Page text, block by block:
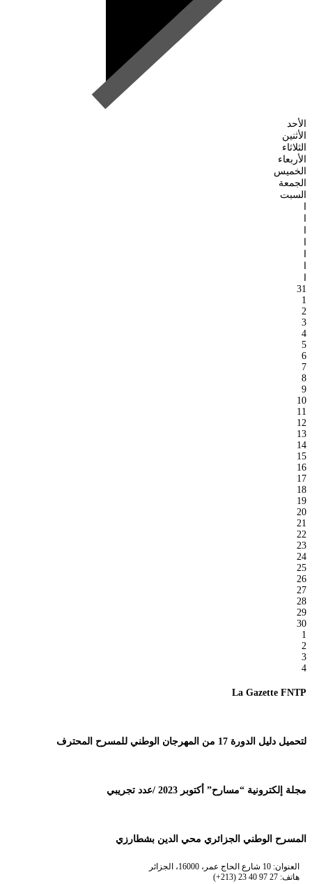
الأحد
الأثنين
الثلاثاء
الأربعاء
الخميس
الجمعة
السبت
31
1
2
3
4
5
6
7
8
9
10
11
12
13
14
15
16
17
18
19
20
21
22
23
24
25
26
27
28
29
30
1
2
3
4
La Gazette FNTP
لتحميل دليل الدورة 17 من المهرجان الوطني للمسرح المحترف
مجلة إلكترونية “مسارح” أكتوبر 2023 /عدد تجريبي
المسرح الوطني الجزائري محي الدين بشطارزي
العنوان: 10 شارع الحاج عمر، 16000، الجزائر
هاتف: 27 97 40 23 (213+)